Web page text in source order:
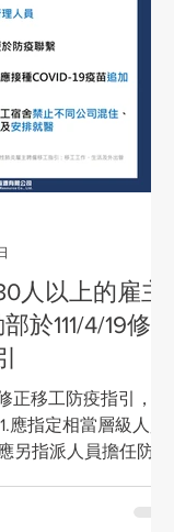
人以上的雇主
於111/4/19修正
正移工防疫指引，五
應指定相當層級人員
另指派人員擔任防疫
宿舍工作人員，皆應